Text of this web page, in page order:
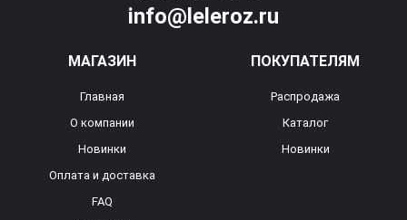
info@leleroz.ru
МАГАЗИН
Главная
О компании
Новинки
Оплата и доставка
FAQ
ПОКУПАТЕЛЯМ
Распродажа
Каталог
Новинки